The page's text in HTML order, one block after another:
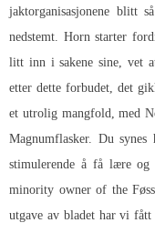
jaktorganisasjonene blitt
nedstemt. Horn starter
litt inn i sakene sine, vet
etter dette forbudet, det
et utrolig mangfold, med
Magnumflasker. Du
stimulerende å få lære og
minority owner of the
utgave av bladet har vi